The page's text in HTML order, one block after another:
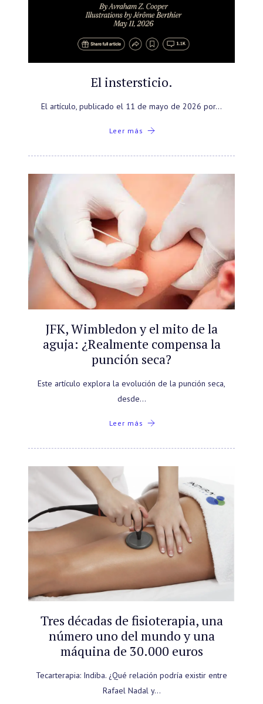
El instersticio.
El artículo, publicado el 11 de mayo de 2026 por…
Leer más
JFK, Wimbledon y el mito de la
aguja: ¿Realmente compensa la
punción seca?
Este artículo explora la evolución de la punción seca,
desde…
Leer más
Tres décadas de fisioterapia, una
número uno del mundo y una
máquina de 30.000 euros
Tecarterapia: Indiba. ¿Qué relación podría existir entre
Rafael Nadal y…